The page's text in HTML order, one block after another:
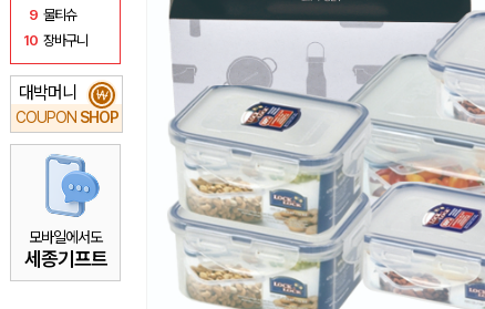
9 물티슈
10 장바구니
대박머니
COUPON SHOP
₩
모바일에서도
세종기프트